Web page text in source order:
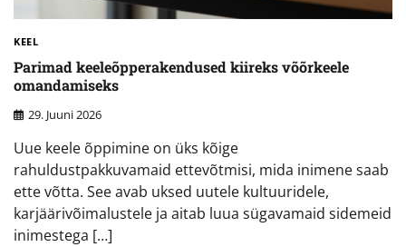
KEEL
Parimad keeleõpperakendused kiireks võõrkeele
omandamiseks
29. Juuni 2026
Uue keele õppimine on üks kõige
rahuldustpakkuvamaid ettevõtmisi, mida inimene saab
ette võtta. See avab uksed uutele kultuuridele,
karjäärivõimalustele ja aitab luua sügavamaid sidemeid
inimestega […]